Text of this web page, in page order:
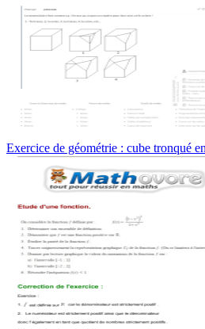
Exercice de géométrie : cube tronqué